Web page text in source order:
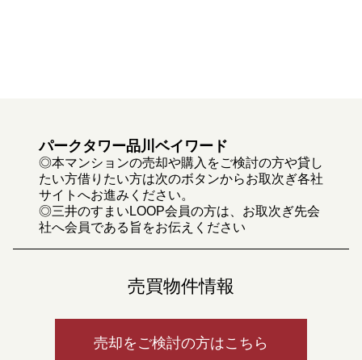
パークタワー品川ベイワード
◎本マンションの売却や購入をご検討の方や貸し
たい方借りたい方は次のボタンからお取次ぎ各社
サイトへお進みください。
◎三井のすまいLOOP会員の方は、お取次ぎ先会
社へ会員である旨をお伝えください
売買物件情報
売却をご検討の方はこちら